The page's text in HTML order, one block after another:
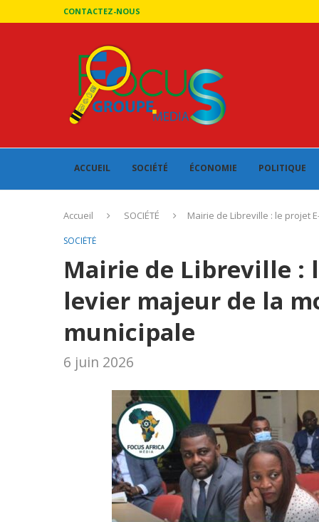
CONTACTEZ-NOUS
ACCUEIL SOCIÉTÉ ÉCONOMIE POLITIQUE
Accueil SOCIÉTÉ Mairie de Libreville : le projet
SOCIÉTÉ
Mairie de Libreville :
levier majeur de la
municipale
6 juin 2026